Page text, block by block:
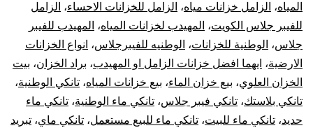
المياه، الزامل خزانات مياه، الزامل للخزانات الاحساء، الزامل
للفيبر جلاس الكويت، المهيدب لخزانات المياه، المهيدب للفيبر
جلاس، الوطنية للخزانات، الوطنيه للفيبرجلاس، انواع الخزانات
الارضية، ايهما افضل خزانات الزامل او المهيدب، براد الخزان، بيت
الخزان العلوي، بيع خزان الماء، بيع خزانات المياه، تانكي الوطنية،
تانكي بلاستك، تانكي فيبر جلاس، تانكي ماء الوطنية، تانكي ماء
حديد، تانكي ماء للبيت، تانكي ماء للبيع مستعمل، تانكي ماي، تبريد